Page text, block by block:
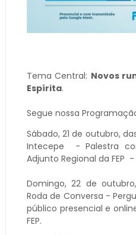
Tema Central: Novos
Espírita.
Segue nossa
Sábado, 21 de outubro,
Intecepe - Palestra
Adjunto Regional da FEP
Domingo, 22 de
Roda de Conversa -
público presencial e
FEP.